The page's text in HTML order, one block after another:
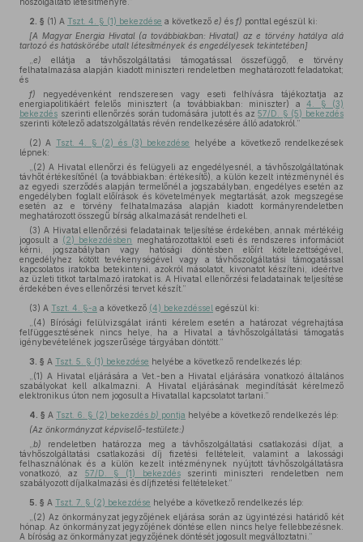
2. § (1) A Tszt. 4. § (1) bekezdése a következő e) és f) ponttal egészül ki:
[A Magyar Energia Hivatal (a továbbiakban: Hivatal) az e törvény hatálya alá
tartozó és hatáskörébe utalt létesítmények és engedélyesek tekintetében]
e) ellátja a távhőszolgáltatási támogatással összefüggő, e törvény
felhatalmazása alapján kiadott miniszteri rendeletben meghatározott feladatokat;
és
f) negyedévenként rendszeresen vagy eseti felhívásra tájékoztatja az
energiapolitikáért felelős minisztert (a továbbiakban: miniszter) a4. § (3)
bekezdés szerinti ellenőrzés során tudomására jutott és az57/D. § (5) bekezdés
szerinti kötelező adatszolgáltatás révén rendelkezésére álló adatokról.”
(2) A Tszt. 4. § (2) és (3) bekezdése
helyébe a következő rendelkezések
lépnek:
„(2) A Hivatal ellenőrzi és felügyeli az engedélyesnél, a távhőszolgáltatónak
távhőt értékesítőnél (a továbbiakban: értékesítő), a külön kezelt intézménynél és
az egyedi szerződés alapján termelőnél a jogszabályban, engedélyes esetén az
engedélyben foglalt előírások és követelmények megtartását, azok megszegése
esetén az e törvény felhatalmazása alapján kiadott kormányrendeletben
meghatározott összegű bírság alkalmazását rendelheti el.
(3) A Hivatal ellenőrzési feladatainak teljesítése érdekében, annak mértékéig
jogosult a (2) bekezdésben
meghatározottaktól eseti és rendszeres információt
kérni, jogszabályban vagy hatósági döntésben előírt kötelezettségével,
engedélyhez kötött tevékenységével vagy a távhőszolgáltatási támogatással
kapcsolatos iratokba betekinteni, azokról másolatot, kivonatot készíteni, ideértve
az üzleti titkot tartalmazó iratokat is. A Hivatal ellenőrzési feladatainak teljesítése
érdekében éves ellenőrzési tervet készít.”
(3) A Tszt. 4. §-a a következő (4) bekezdéssel egészül ki:
„(4) Bírósági felülvizsgálat iránti kérelem esetén a határozat végrehajtása
felfüggesztésének nincs helye, ha a Hivatal a távhőszolgáltatási támogatás
igénybevételének jogszerűsége tárgyában döntött.”
3. § A Tszt. 5. § (1) bekezdése helyébe a következő rendelkezés lép:
„(1) A Hivatal eljárására a Vet.-ben a Hivatal eljárására vonatkozó általános
szabályokat kell alkalmazni. A Hivatal eljárásának megindítását kérelmező
elektronikus úton nem jogosult a Hivatallal kapcsolatot tartani.”
4. § A Tszt. 6. § (2) bekezdés b) pontja helyébe a következő rendelkezés lép:
(Az önkormányzat képviselő-testülete:)
b) rendeletben határozza meg a távhőszolgáltatási csatlakozási díjat, a
távhőszolgáltatási csatlakozási díj fizetési feltételeit, valamint a lakossági
felhasználónak és a külön kezelt intézménynek nyújtott távhőszolgáltatásra
vonatkozó, az 57/D. § (1) bekezdésszerinti miniszteri rendeletben nem
szabályozott díjalkalmazási és díjfizetési feltételeket.”
5. § A Tszt. 7. § (2) bekezdése helyébe a következő rendelkezés lép:
„(2) Az önkormányzat jegyzőjének eljárása során az ügyintézési határidő két
hónap. Az önkormányzat jegyzőjének döntése ellen nincs helye fellebbezésnek.
A bíróság az önkormányzat jegyzőjének döntését jogosult megváltoztatni.”